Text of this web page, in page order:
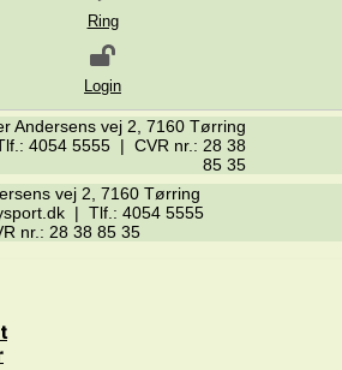
Ring
Login
Andersens vej 2, 7160 Tørring
4054 5555 | CVR nr.: 28 38
85 35
vej 2, 7160 Tørring
| Tlf.: 4054 5555
nr.: 28 38 85 35